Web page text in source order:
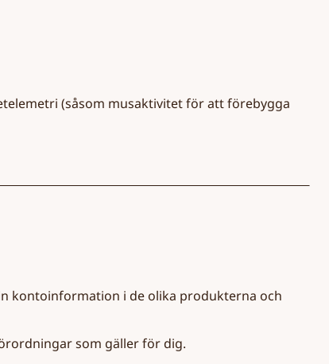
(såsom musaktivitet för att förebygga
kontoinformation i de olika produkterna och
som gäller för dig.